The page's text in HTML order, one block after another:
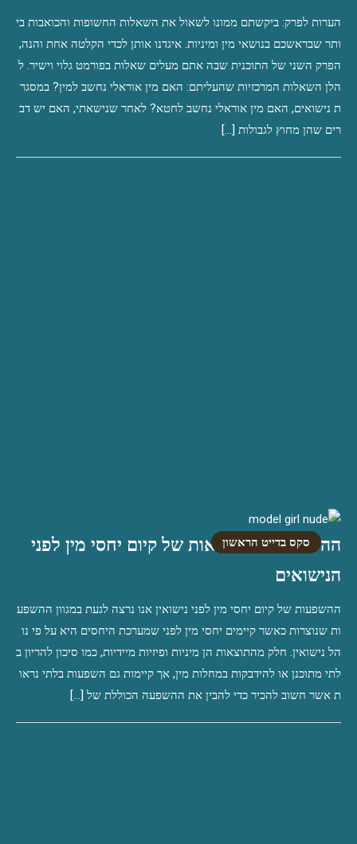
הערות לפרק: ביקשתם ממונו לשאול את השאלות החשופות והכואבות בי
ותר שבראשכם בנושאי מין ומיניות. איגדנו אותן לכדי הקלטה אחת והנה,
הפרק השני של התוכנית שבה אתם מעלים שאלות בפורמט גלוי וישיר. ל
הלן השאלות המרכזיות שהעליתם: האם מין אוראלי נחשב למין? במסגר
ת נישואים, האם מין אוראלי נחשב לחטא? לאחר שנישאתי, האם יש דב
רים שהן מחוץ לגבולות […]
סקס בדייט הראשון
ההשפעות הלא נראות של קיום יחסי מין לפני
הנישואים
ההשפעות של קיום יחסי מין לפני נישואין אנו נרצה לגעת במגוון ההשפע
ות שנוצרות כאשר קיימים יחסי מין לפני שמערכת היחסים היא על פי נו
הל נישואין. חלק מהתוצאות הן מיניות ופיזיות מיידיות, כמו סיכון להריון ב
לתי מתוכנן או להידבקות במחלות מין, אך קיימות גם השפעות בלתי נראו
ת אשר חשוב להכיר כדי להבין את ההשפעה הכוללת של […]